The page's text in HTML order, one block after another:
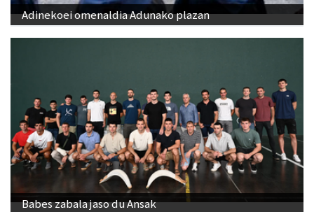
Adinekoei omenaldia Adunako plazan
Babes zabala jaso du Ansak